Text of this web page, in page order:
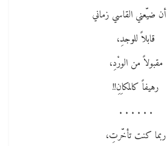
ضيّعني القاسي زماني
قابلاً للوجدِ،
مقبولاً من الورْدِ،
رهيفاً كالمكاِنِ!!
. . . . . .
ربما كنت تأخّرتِ،